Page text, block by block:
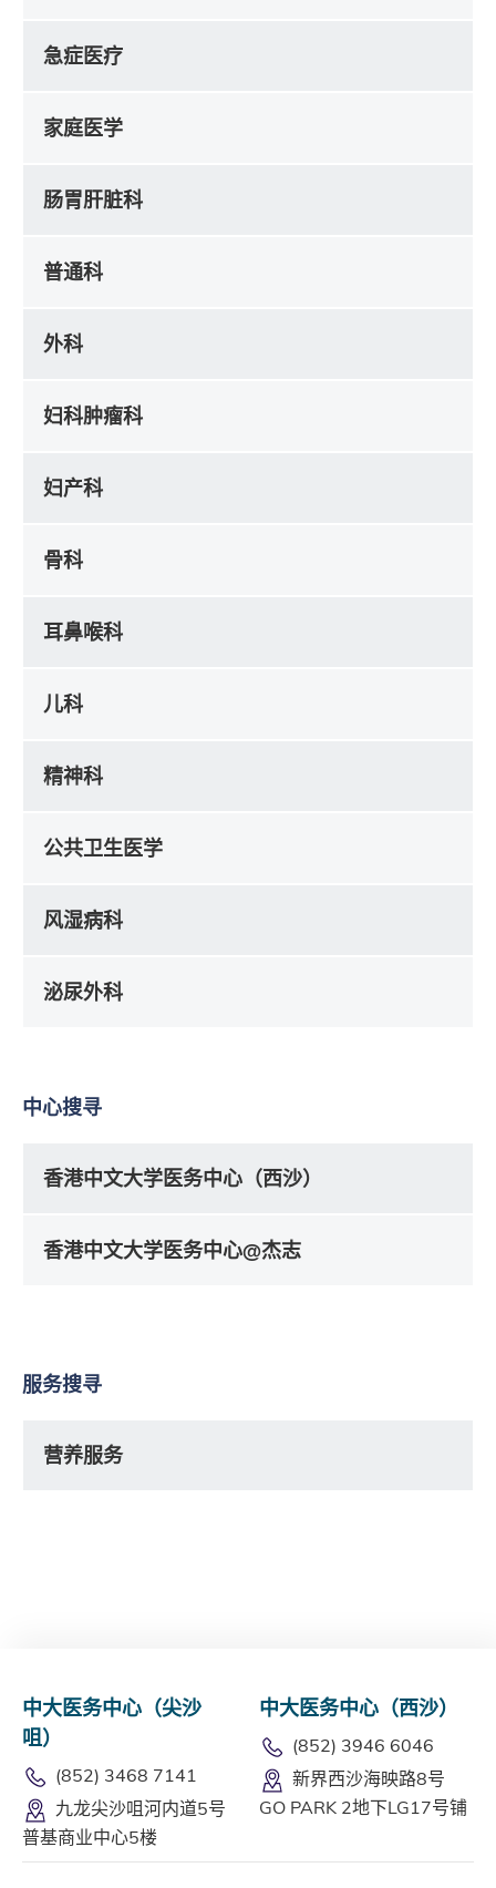
急症医疗
家庭医学
肠胃肝脏科
普通科
外科
妇科肿瘤科
妇产科
骨科
耳鼻喉科
儿科
精神科
公共卫生医学
风湿病科
泌尿外科
中心搜寻
香港中文大学医务中心（西沙）
香港中文大学医务中心@杰志
服务搜寻
营养服务
中大医务中心（尖沙
咀）
(852) 3468 7141
九龙尖沙咀河内道5号
普基商业中心5楼
中大医务中心（西沙）
(852) 3946 6046
新界西沙海映路8号
GO PARK 2地下LG17号铺